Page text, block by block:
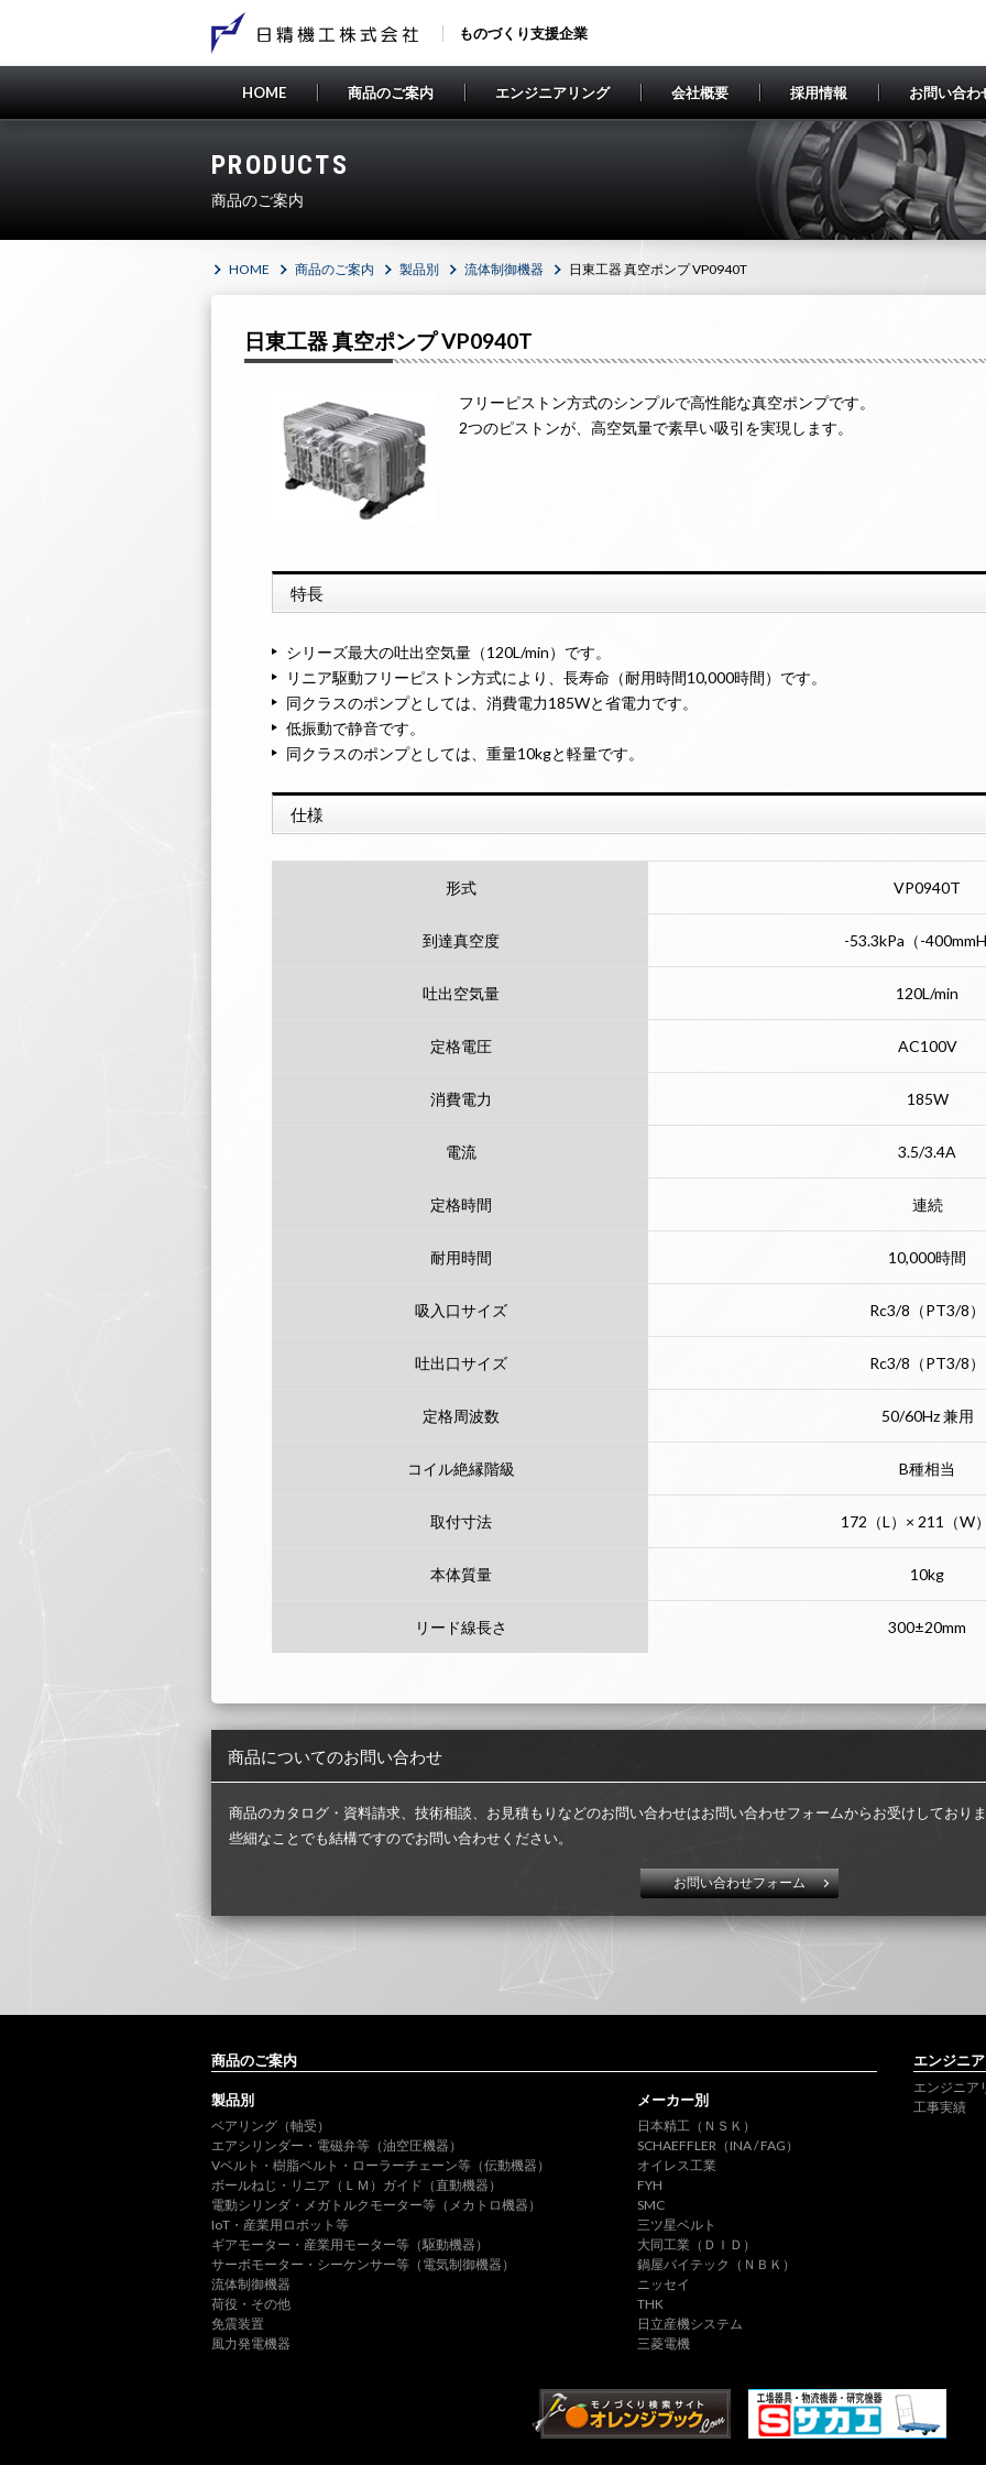
ものづくり支援企業
HOME 商品のご案内
商品のご案内
Products
エアシリンダー・電磁弁等（油空圧機器）
電動シリンダ・メガトルクモーター等（メカトロ機器）
IoT・産業用ロボット等
ギアモーター・産業用モーター等（駆動機器）
サーボモーター・
SCHAEFFLER（INA / FAG）
SMC
三ツ星ベルト
大同工業（ＤＩＤ）
鍋屋バイテック（
エンジニアリング
エンジニアリング
engineering
会社概要
会社概要
company
沿革
採用情報
採用情報
recruit
お問い合わ
PRODUCTS
商品のご案内
HOME 商品のご案内 製品別 流体制御機器 日東工器 真空ポンプ VP0940T
日東工器 真空ポンプ VP0940T
フリーピストン方式のシンプルで高性能な真空ポンプです。
2つのピストンが、高空気量で素早い吸引を実現します。
特長
シリーズ最大の吐出空気量（120L/min）です。
リニア駆動フリーピストン方式により、長寿命（耐用時間10,000時間）です。
同クラスのポンプとしては、消費電力185Wと省電力です。
低振動で静音です。
同クラスのポンプとしては、重量10kgと軽量です。
仕様
形式 VP0940T
到達真空度 -53.3kPa（-
吐出空気量 120L/min
定格電圧 AC100V
消費電力 185W
電流 3.5/3.4A
定格時間 連続
耐用時間 10,000時間
吸入口サイズ Rc3/8（PT3/8）
吐出口サイズ Rc3/8（PT3/8）
定格周波数 50/60Hz 兼用
コイル絶縁階級 B種相当
取付寸法 172（L）× 211（W
本体質量 10kg
リード線長さ 300±20mm
商品についてのお問い合わせ
商品のカタログ・資料請求、技術相談、お見積もりなどのお問い合わせはお問い合わせフォームからお受けしており
些細なことでも結構ですのでお問い合わせください。
お問い合わせフォーム
商品のご案内
製品別
ベアリング（軸受）
エアシリンダー・電磁弁等（油空圧機器）
Vベルト・樹脂ベルト・ローラーチェーン等（伝動機器）
ボールねじ・リニア（ＬＭ）ガイド（直動機器）
電動シリンダ・メガトルクモーター等（メカトロ機器）
IoT・産業用ロボット等
ギアモーター・産業用モーター等（駆動機器）
サーボモーター・シーケンサー等（電気制御機器）
流体制御機器
荷役・その他
免震装置
風力発電機器
メーカー別
日本精工（ＮＳＫ）
SCHAEFFLER（INA / FAG）
オイレス工業
FYH
SMC
三ツ星ベルト
大同工業（ＤＩＤ）
鍋屋バイテック（ＮＢＫ）
ニッセイ
THK
日立産機システム
三菱電機
エンジニ
エンジニア
工事実績